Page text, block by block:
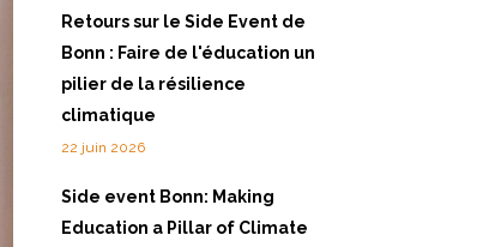
Retours sur le Side Event de
Bonn : Faire de l'éducation un
pilier de la résilience
climatique
22 juin 2026
Side event Bonn: Making
Education a Pillar of Climate